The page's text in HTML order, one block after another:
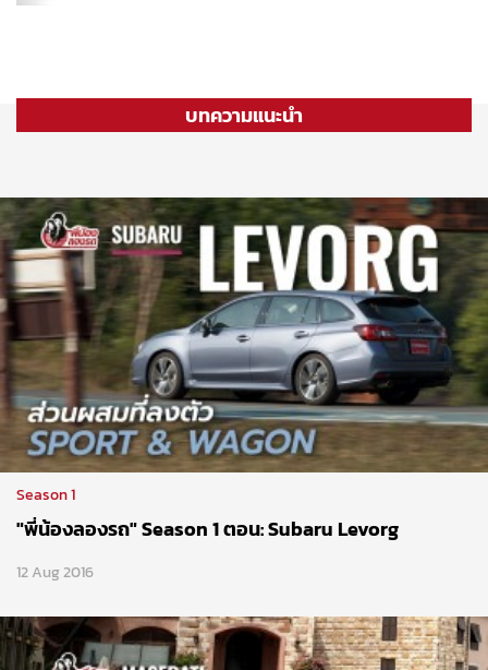
บทความแนะนำ
Season 1
"พี่น้องลองรถ" Season 1 ตอน: Subaru Levorg
12 Aug 2016